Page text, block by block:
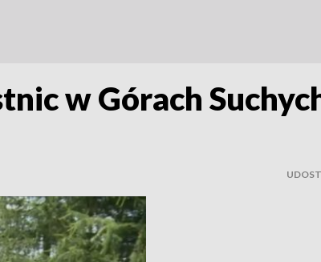
w Górach